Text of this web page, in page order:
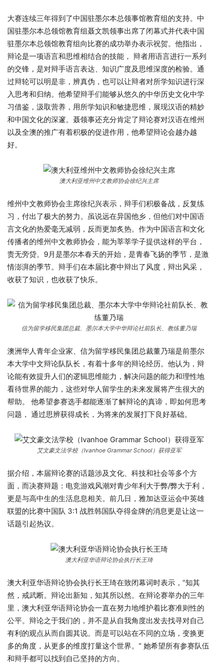
大赛连续三年得到了中国驻墨尔本总领事馆教育组的支持。中
国驻墨尔本总领馆教育组聂文凯领事出席了闭幕式并代表中国
驻墨尔本总领馆教育组向比赛的成功举办表示祝贺。他指出，
辩论是一项语言和思维相结合的技能， 辩者用语言进行一系列
的交锋，是对辩手语言表达、知识广度及思维深度的检验。通
过辩轮可以明是非，辨真伪，也可以让辩者对所学知识进行深
入思考和归纳。他希望辩手们能够从悠久的中华历史文化中学
习借鉴，汲取营养，用所学知识和敏捷思维，展现汉语的精妙
和中国文化的深邃。聂领事还充分肯定了辩论赛对汉语在维州
以及全澳的推广有着积极的促进作用，他希望辩论会越办越
好。
澳大利亚维州中文教师协会徐纪兴主席
维州中文教师协会主席徐纪兴表示，辩手们积极备战，反复练
习，付出了极大的努力。虽说远在异国他乡，但他们对中国语
言文化的热爱毫无减弱，反而更加炙热。作为中国语言和文化
传播者的维州中文教师协会，能为莘莘学子提供这样的平台，
责无旁贷。9月是墨尔本春天的开始，是青春飞扬的季节，是激
情澎湃的季节。辩手们在本届比赛中辩出了风度，辩出风采，
收获了知识，也收获了快乐。
信为留学移民集团总裁、墨尔本大学中华辩论社前队长、教练董乃瑞
澳洲华人青年企业家、信为留学移民集团总裁董乃瑞是前墨尔
本大学中文辩论队队长，有着十多年的辩论经历。他认为，辩
论能有效提升人们的逻辑思维能力，解决问题的能力和理性地
看待世界的能力，这些对华人留学生的未来发展将产生很大的
帮助。 他希望参赛选手都能逐渐了解辩论的真谛，即如何思考
问题， 通过思辨获得成长，为将来的发展打下良好基础。
艾文豪文法学校（Ivanhoe Grammar School）获得亚军
据介绍，本届辩论赛的话题涉及文化、科技和社会等多个方
面，而决赛辩题：电竞游戏风潮对青少年利大于弊/弊大于利，
更是与高中生的生活息息相关。前几日，雅加达亚运会中英雄
联盟的比赛中国队 3:1 战胜韩国队夺得金牌的消息更是让这一
话题引起热议。
澳大利亚华语辩论协会执行长王琦
澳大利亚华语辩论协会执行长王琦在致闭幕词时表示，“知其
然，戒武断。辩论出新知，知其所以然。在辩论赛举办的三年
里，澳大利亚华语辩论协会一直在努力地维护着比赛准则性的
公平。辩论之于我们的，并不是从自我角度出发去找寻对自己
有利的观点从而自圆其说。而是可以站在不同的立场，变换更
多的角度，从更多的维度打量这个世界。” 她希望所有参赛队伍
和辩手都可以找到自己坚持的方向。